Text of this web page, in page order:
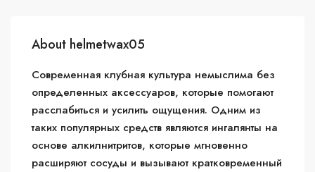
About helmetwax05
Современная клубная культура немыслима без
определенных аксессуаров, которые помогают
расслабиться и усилить ощущения. Одним из
таких популярных средств являются ингалянты на
основе алкилнитритов, которые мгновенно
расширяют сосуды и вызывают кратковременный